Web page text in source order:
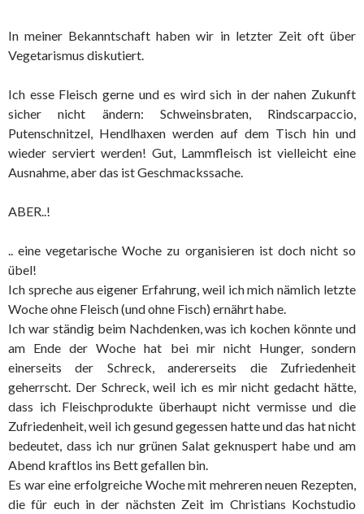
In meiner Bekanntschaft haben wir in letzter Zeit oft über
Vegetarismus diskutiert.
Ich esse Fleisch gerne und es wird sich in der nahen Zukunft
sicher nicht ändern: Schweinsbraten, Rindscarpaccio,
Putenschnitzel, Hendlhaxen werden auf dem Tisch hin und
wieder serviert werden! Gut, Lammfleisch ist vielleicht eine
Ausnahme, aber das ist Geschmackssache.
ABER..!
.. eine vegetarische Woche zu organisieren ist doch nicht so
übel!
Ich spreche aus eigener Erfahrung, weil ich mich nämlich letzte
Woche ohne Fleisch (und ohne Fisch) ernährt habe.
Ich war ständig beim Nachdenken, was ich kochen könnte und
am Ende der Woche hat bei mir nicht Hunger, sondern
einerseits der Schreck, andererseits die Zufriedenheit
geherrscht. Der Schreck, weil ich es mir nicht gedacht hätte,
dass ich Fleischprodukte überhaupt nicht vermisse und die
Zufriedenheit, weil ich gesund gegessen hatte und das hat nicht
bedeutet, dass ich nur grünen Salat geknuspert habe und am
Abend kraftlos ins Bett gefallen bin.
Es war eine erfolgreiche Woche mit mehreren neuen Rezepten,
die für euch in der nächsten Zeit im Christians Kochstudio